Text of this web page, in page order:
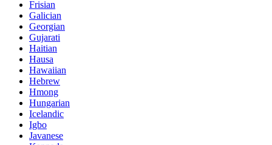
Frisian
Galician
Georgian
Gujarati
Haitian
Hausa
Hawaiian
Hebrew
Hmong
Hungarian
Icelandic
Igbo
Javanese